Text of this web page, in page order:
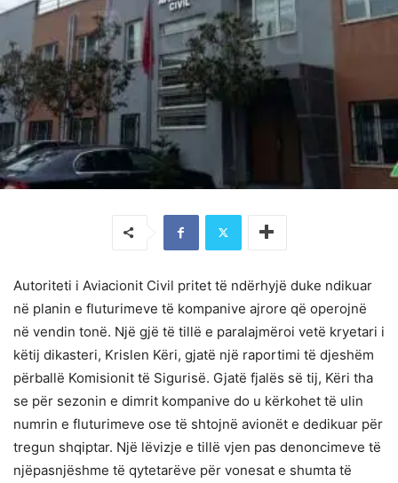
Autoriteti i Aviacionit Civil pritet të ndërhyjë duke ndikuar
në planin e fluturimeve të kompanive ajrore që operojnë
në vendin tonë. Një gjë të tillë e paralajmëroi vetë kryetari i
këtij dikasteri, Krislen Këri, gjatë një raportimi të djeshëm
përballë Komisionit të Sigurisë. Gjatë fjalës së tij, Këri tha
se për sezonin e dimrit kompanive do u kërkohet të ulin
numrin e fluturimeve ose të shtojnë avionët e dedikuar për
tregun shqiptar. Një lëvizje e tillë vjen pas denoncimeve të
njëpasnjëshme të qytetarëve për vonesat e shumta të